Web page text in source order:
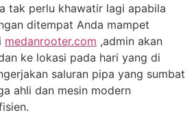
tak perlu khawatir lagi apabila
ditempat Anda mampet
medanrooter.com ,admin akan
ke lokasi pada hari yang di
saluran pipa yang sumbat
ahli dan mesin modern